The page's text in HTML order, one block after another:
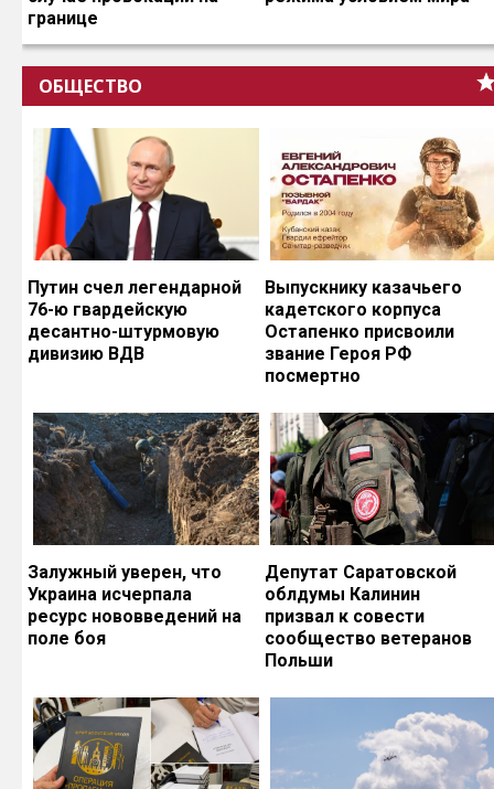
границе
ОБЩЕСТВО
Путин счел легендарной
76-ю гвардейскую
десантно-штурмовую
дивизию ВДВ
Выпускнику казачьего
кадетского корпуса
Остапенко присвоили
звание Героя РФ
посмертно
Залужный уверен, что
Украина исчерпала
ресурс нововведений на
поле боя
Депутат Саратовской
облдумы Калинин
призвал к совести
сообщество ветеранов
Польши